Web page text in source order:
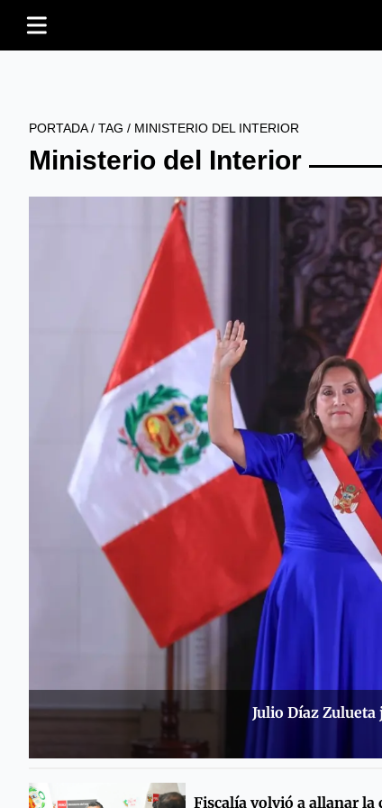
PORTADA/ TAG / MINISTERIO DEL INTERIOR
Ministerio del Interior
Julio Díaz
Fiscalía volvió a allanar la